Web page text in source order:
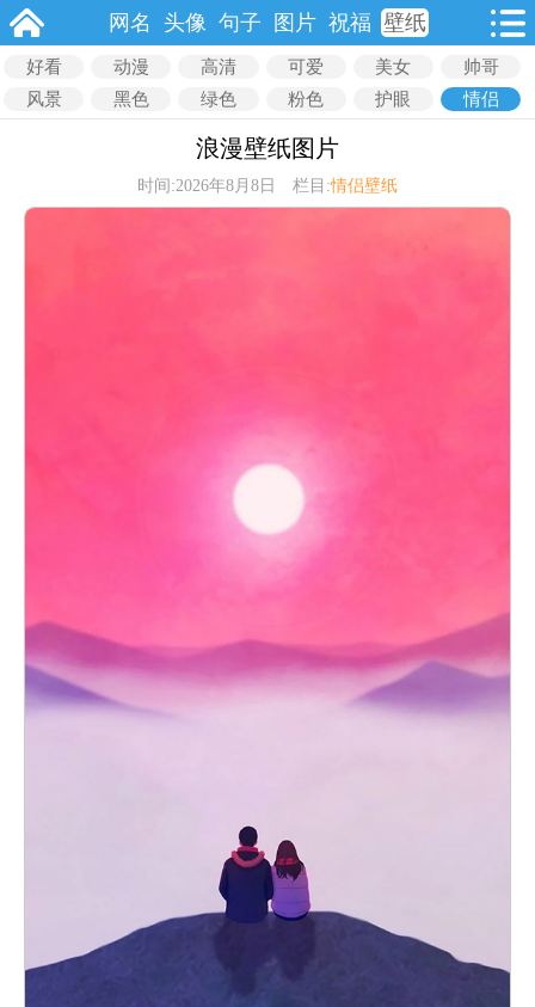
网名 头像 句子 图片 祝福 壁纸
好看 动漫 高清 可爱 美女
帅哥
风景
黑色 绿色 粉色 护眼 情侣
浪漫壁纸图片
时间:2026年8月8日 栏目:情侣壁纸